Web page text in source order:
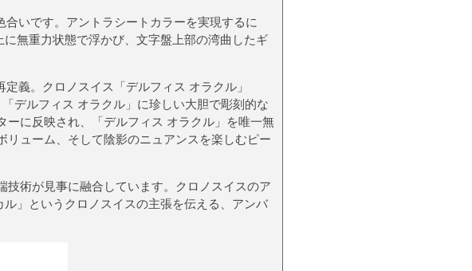
いです。アントラシートカラーを実現するに
無重力状態で浮かび、文字盤上部の湾曲したギ
義。クロノスイス「デルフィス オラクル」
デルフィス オラクル」に珍しい大胆で彫刻的な
に反映され、「デルフィス オラクル」を唯一無
ューム、そして陰影のニュアンスを楽しむピー
技術が見事に融合しています。クロノスイスのア
」というクロノスイスの主張を伝える、アンバ